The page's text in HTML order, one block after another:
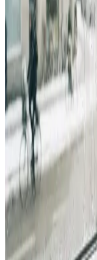
Svar inden 24 timer